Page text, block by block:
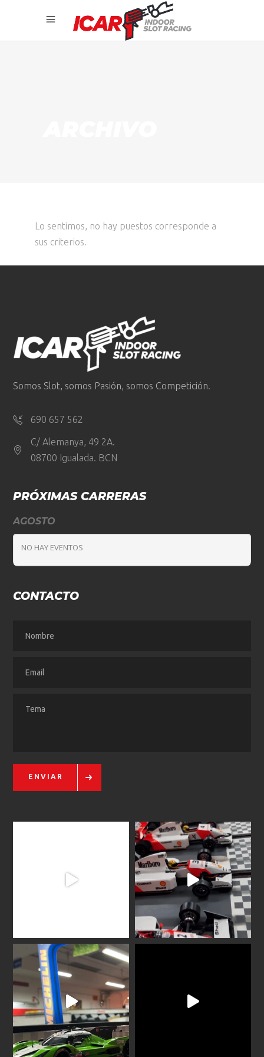
Lo sentimos, no hay puestos corresponde a
sus criterios.
Somos Slot, somos Pasión, somos Competición.
690 657 562
C/ Alemanya, 49 2A.
08700 Igualada. BCN
PRÓXIMAS CARRERAS
AGOSTO
NO HAY EVENTOS
CONTACTO
ENVIAR